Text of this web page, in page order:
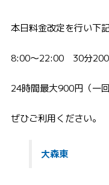
本日料金改定を行い下
8:00～22:00 30分200
24時間最大900円（一
ぜひご利用ください。
大森東